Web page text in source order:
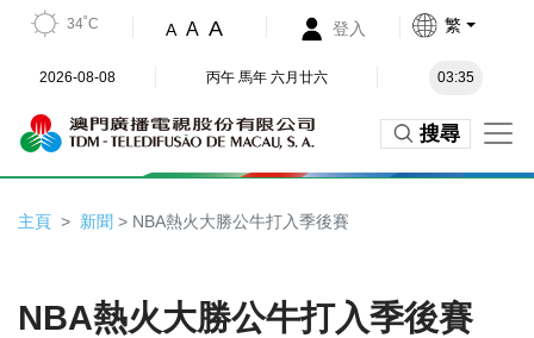
34˚C A A A 登入 繁
2026-08-08 丙午 馬年 六月廿六 03:35
搜尋
主頁 新聞 > NBA熱火大勝公牛打入季後賽
NBA熱火大勝公牛打入季後賽